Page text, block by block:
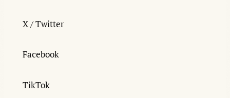
X / Twitter
Facebook
TikTok